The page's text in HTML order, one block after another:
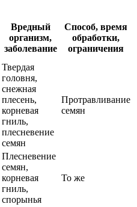
Вредный
организм,
заболевание
Способ, время
обработки,
ограничения
Твердая
головня,
снежная
плесень,
корневая
гниль,
плесневение
семян
Протравливание
семян
Плесневение
семян,
корневая
гниль,
спорынья
То же